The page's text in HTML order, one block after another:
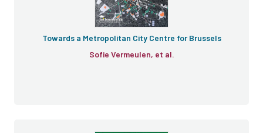
Towards a Metropolitan City Centre for Brussels
Sofie Vermeulen, et al.